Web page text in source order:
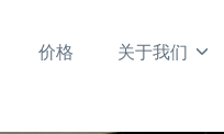
价格 关于我们